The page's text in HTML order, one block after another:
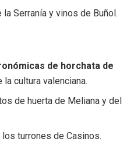
Serranía y vinos de Buñol.
de horchata de
la cultura valenciana.
de huerta de Meliana y del
turrones de Casinos.